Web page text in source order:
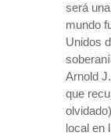
será
mundo
Unidos
Arnold
que
local en